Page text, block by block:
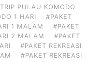
PULAU KOMODO
1 HARI
#PAKET
1 MALAM
#PAKET
2 MALAM
#PAKET
#PAKET REKREASI
#PAKET REKREASI